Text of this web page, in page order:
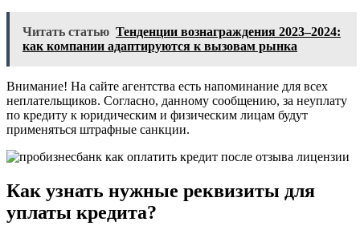
Читать статью Тенденции вознаграждения 2023–2024:
как компании адаптируются к вызовам рынка
Внимание! На сайте агентства есть напоминание для всех
неплательщиков. Согласно, данному сообщению, за неуплату
по кредиту к юридическим и физическим лицам будут
применяться штрафные санкции.
Как узнать нужные реквизиты для
уплаты кредита?